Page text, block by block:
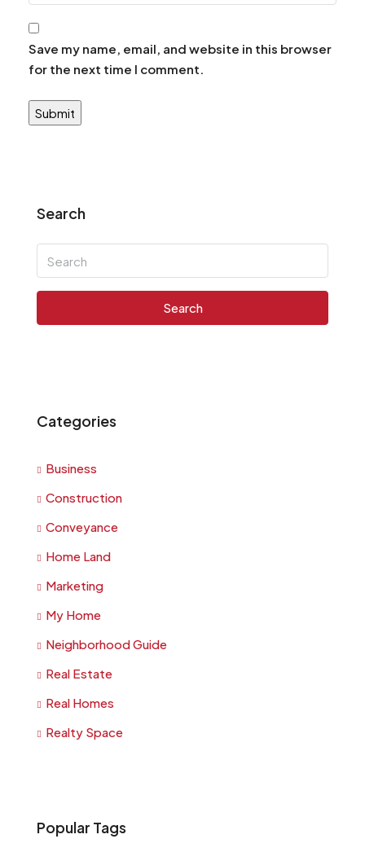
Save my name, email, and website in this browser
for the next time I comment.
Search
Search
Categories
Business
Construction
Conveyance
Home Land
Marketing
My Home
Neighborhood Guide
Real Estate
Real Homes
Realty Space
Popular Tags